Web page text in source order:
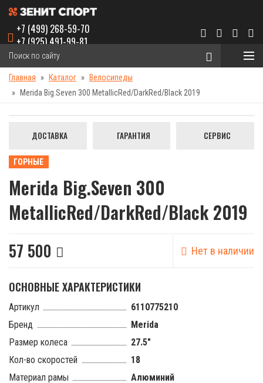
+7 (499) 268-59-70
+7 (925) 491-99-81
Главная Каталог
Велосипеды
Merida Big.Seven 300 MetallicRed/DarkRed/Black 2019
ДОСТАВКА ГАРАНТИЯ СЕРВИС
ГОРНЫЕ
Merida Big.Seven 300
MetallicRed/DarkRed/Black 2019
57 500 Нет в наличии
ОСНОВНЫЕ ХАРАКТЕРИСТИКИ
Артикул
6110775210
Бренд
Merida
Размер колеса
27.5"
Кол-во скоростей
18
Материал рамы
Алюминий